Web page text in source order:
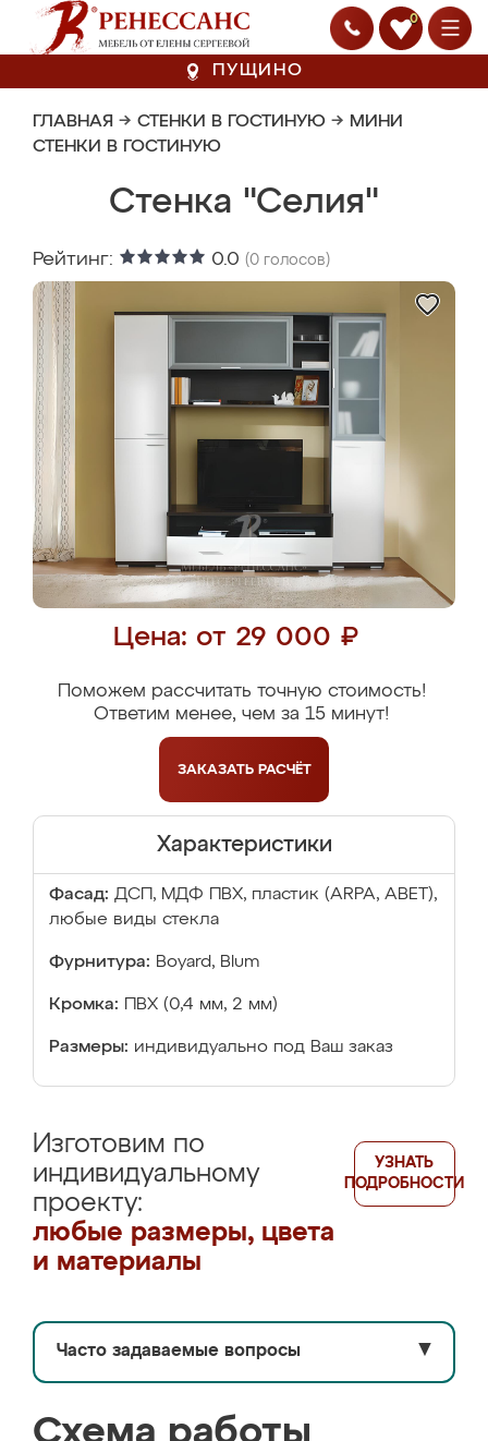
0
ПУЩИНО
ГЛАВНАЯ → СТЕНКИ В ГОСТИНУЮ → МИНИ
СТЕНКИ В ГОСТИНУЮ
Стенка "Селия"
Рейтинг: 0.0 (0 голосов)
Цена: от 29 000 ₽
Поможем рассчитать точную стоимость!
Ответим менее, чем за 15 минут!
ЗАКАЗАТЬ РАСЧЁТ
Характеристики
Фасад: ДСП, МДФ ПВХ, пластик (ARPA, ABET),
любые виды стекла
Фурнитура: Boyard, Blum
Кромка: ПВХ (0,4 мм, 2 мм)
Размеры: индивидуально под Ваш заказ
Изготовим по
индивидуальному
проекту:
любые размеры, цвета
и материалы
УЗНАТЬ
ПОДРОБНОСТИ
Часто задаваемые вопросы ▼